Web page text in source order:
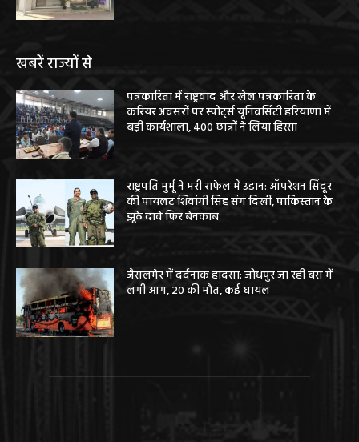
खबरें राज्यों से
पत्रकारिता में राष्ट्रवाद और खेल पत्रकारिता के
करियर अवसरों पर स्पोर्ट्स यूनिवर्सिटी हरियाणा में
बड़ी कार्यशाला, 400 छात्रों ने लिया हिस्सा
राष्ट्रपति मुर्मू ने भरी राफेल में उड़ान: ऑपरेशन सिंदूर
की पायलट शिवांगी सिंह संग दिखीं, पाकिस्तान के
झूठे दावे फिर बेनकाब
जैसलमेर में दर्दनाक हादसा: जोधपुर जा रही बस में
लगी आग, 20 की मौत, कई घायल